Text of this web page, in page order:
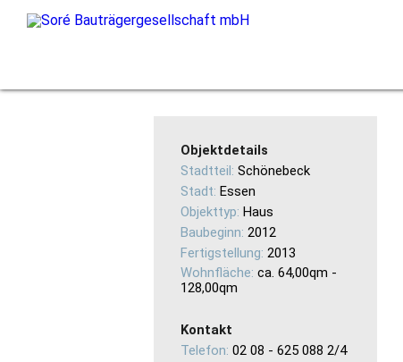
Objektdetails
Stadtteil: Schönebeck
Stadt: Essen
Objekttyp: Haus
Baubeginn: 2012
Fertigstellung: 2013
Wohnfläche: ca. 64,00qm -
128,00qm
Kontakt
Telefon: 02 08 - 625 088 2/4